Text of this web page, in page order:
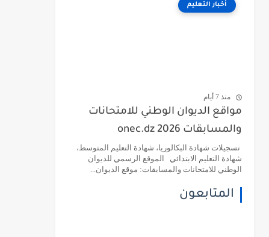
أخبار التعليم
منذ 7 أيام
مواقع الديوان الوطني للامتحانات
والمسابقات 2026 onec.dz
تسجيلات شهادة البكالوريا، شهادة التعليم المتوسط،
شهادة التعليم الابتدائي الموقع الرسمي للديوان
الوطني للامتحانات والمسابقات: موقع الديوان...
المتابعون